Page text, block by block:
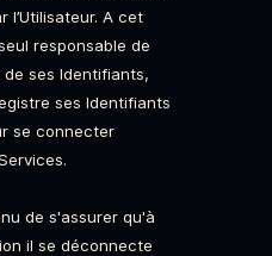
A cet
responsable de
de ses Identifiants,
ses Identifiants
se connecter
de s'assurer qu'à
il se déconnecte